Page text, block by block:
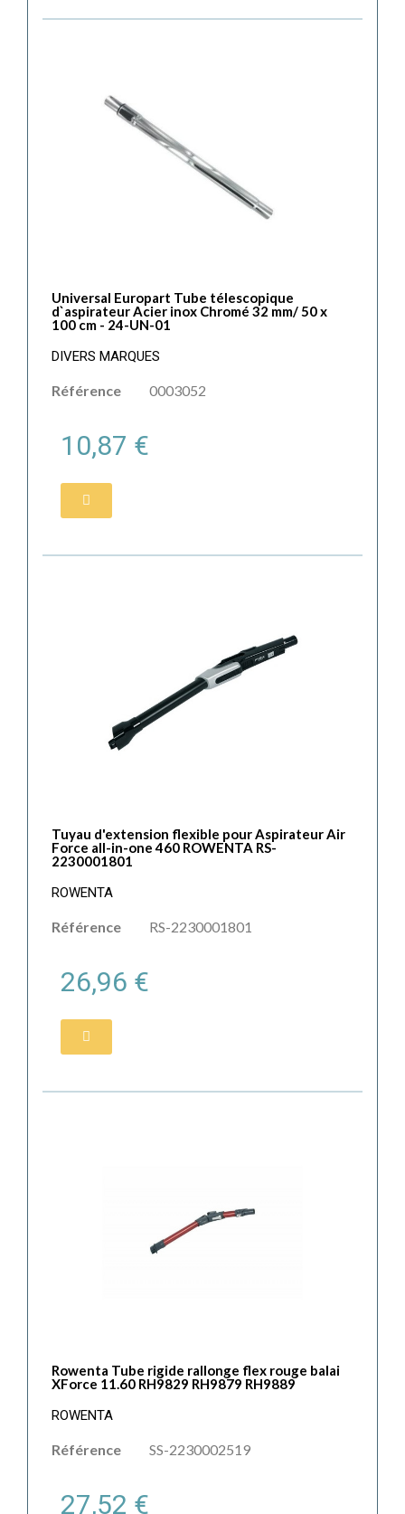
Universal Europart Tube télescopique
d`aspirateur Acier inox Chromé 32 mm/ 50 x
100 cm - 24-UN-01
DIVERS MARQUES
Référence 0003052
10,87 €
Tuyau d'extension flexible pour Aspirateur Air
Force all-in-one 460 ROWENTA RS-
2230001801
ROWENTA
Référence RS-2230001801
26,96 €
Rowenta Tube rigide rallonge flex rouge balai
XForce 11.60 RH9829 RH9879 RH9889
ROWENTA
Référence SS-2230002519
27,52 €